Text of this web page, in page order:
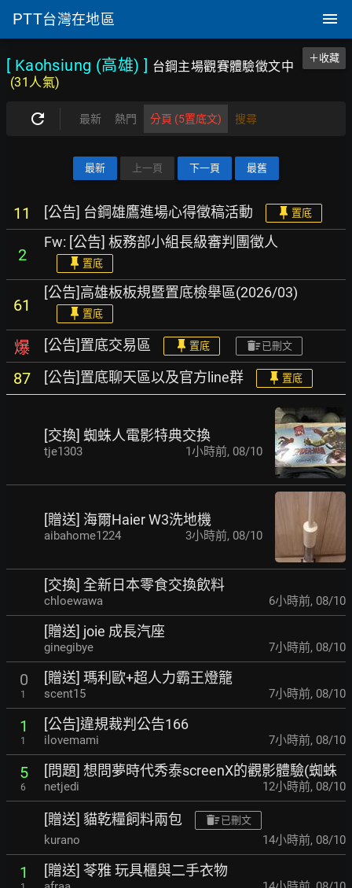
PTT台灣在地區
[ Kaohsiung (高雄) ] 台鋼主場觀賽體驗徵文中
(31人氣)
＋收藏
最新 熱門 分頁 (5置底文) 搜尋
最新 上一頁 下一頁 最舊
11 [公告] 台鋼雄鷹進場心得徵稿活動 置底
2
Fw: [公告] 板務部小組長級審判團徵人
置底
61
[公告]高雄板板規暨置底檢舉區(2026/03)
置底
爆 [公告]置底交易區 置底 已刪文
87 [公告]置底聊天區以及官方line群 置底
[交換] 蜘蛛人電影特典交換
tje1303 1小時前, 08/10
[贈送] 海爾Haier W3洗地機
aibahome1224 3小時前, 08/10
[交換] 全新日本零食交換飲料
chloewawa 6小時前, 08/10
[贈送] joie 成長汽座
ginegibye 7小時前, 08/10
0
1
[贈送] 瑪利歐+超人力霸王燈籠
scent15 7小時前, 08/10
1
1
[公告]違規裁判公告166
ilovemami 7小時前, 08/10
5
6
[問題] 想問夢時代秀泰screenX的觀影體驗(蜘蛛
netjedi 12小時前, 08/10
[贈送] 貓乾糧飼料兩包 已刪文
kurano 14小時前, 08/10
1 [贈送] 苓雅 玩具櫃與二手衣物